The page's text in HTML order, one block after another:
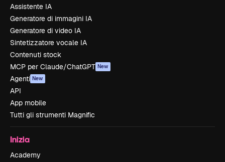
Assistente IA
Generatore di immagini IA
Generatore di video IA
Sintetizzatore vocale IA
Contenuti stock
MCP per Claude/ChatGPT New
Agenti New
API
App mobile
Tutti gli strumenti Magnific
Inizia
Academy